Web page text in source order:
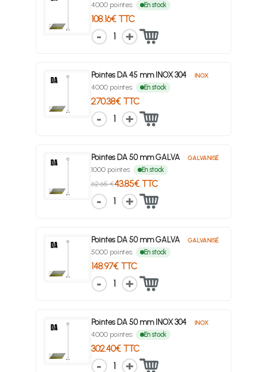
4000 pointes En stock
108.16€ TTC
1
Pointes DA 45 mm INOX 304 INOX
4000 pointes En stock
270.38€ TTC
1
Pointes DA 50 mm GALVA GALVANISÉ
1000 pointes En stock
62.65 €43.85€ TTC
1
Pointes DA 50 mm GALVA GALVANISÉ
5000 pointes En stock
148.97€ TTC
1
Pointes DA 50 mm INOX 304 INOX
4000 pointes En stock
302.40€ TTC
1